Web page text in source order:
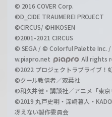
© 2016 COVER Corp.
©D_CIDE TRAUMEREI PROJECT
©CIRCUS/ ©HIKOSEN
©2001-2021 CIRCUS
© SEGA / © Colorful Palette Inc.
w.piapro.net
All rights
©2022 プロジェクトラブライブ！
©クール教信者／双葉社
©和久井健・講談社／アニメ「東
©2019 丸戸史明・深崎暮人・
冴えない製作委員会